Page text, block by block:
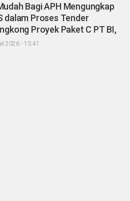
Bagi APH Mengungkap
dalam Proses Tender
Proyek Paket C PT BI,
Niatnya Aja?
2026 - 13:41